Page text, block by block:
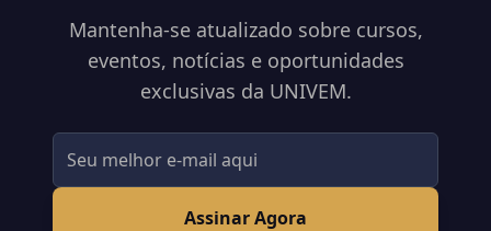
Mantenha-se atualizado sobre cursos,
eventos, notícias e oportunidades
exclusivas da UNIVEM.
Assinar Agora